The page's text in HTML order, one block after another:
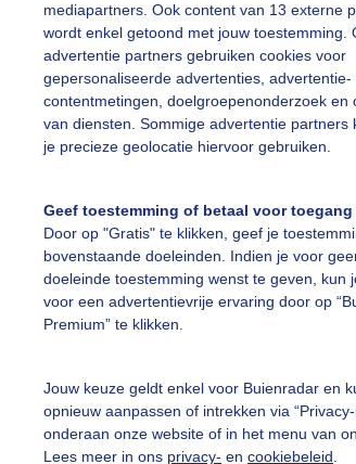
mediapartners. Ook content van 13 externe
wordt enkel getoond met jouw toestemming.
advertentie partners gebruiken cookies voor
gepersonaliseerde advertenties, advertentie-
contentmetingen, doelgroepenonderzoek en
van diensten. Sommige advertentie partners
je precieze geolocatie hiervoor gebruiken.
Geef toestemming of betaal voor toegang
Door op "Gratis" te klikken, geef je
bovenstaande doeleinden. Indien je voor
doeleinde toestemming wenst te geven, kun
voor een advertentievrije ervaring door op
Premium” te klikken.
Jouw keuze geldt enkel voor Buienradar en
opnieuw aanpassen of intrekken via
onderaan onze website of in het menu van
Lees meer in ons privacy- en cookiebeleid
slideshow
vragen
Mijn weer
De Bilt